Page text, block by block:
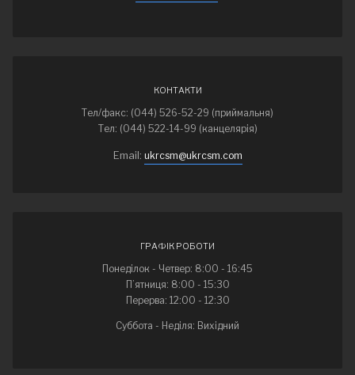
КОНТАКТИ
Тел/факс: (044) 526-52-29 (приймальня)
Тел: (044) 522-14-99 (канцелярія)
Email: ukrcsm@ukrcsm.com
ГРАФІК РОБОТИ
Понеділок - Четвер: 8:00 - 16:45
П’ятниця: 8:00 - 15:30
Перерва: 12:00 - 12:30
Суббота - Неділя: Вихідний